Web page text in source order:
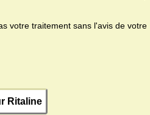
votre traitement sans l'avis de votre
Ritaline